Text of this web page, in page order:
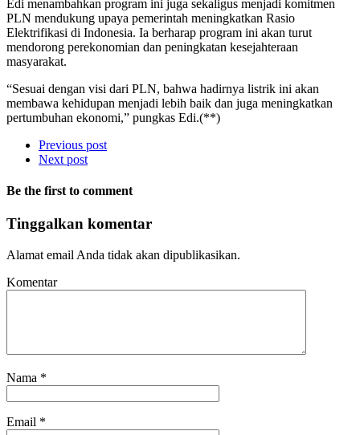
Edi menambahkan program ini juga sekaligus menjadi komitmen
PLN mendukung upaya pemerintah meningkatkan Rasio
Elektrifikasi di Indonesia. Ia berharap program ini akan turut
mendorong perekonomian dan peningkatan kesejahteraan
masyarakat.
“Sesuai dengan visi dari PLN, bahwa hadirnya listrik ini akan
membawa kehidupan menjadi lebih baik dan juga meningkatkan
pertumbuhan ekonomi,” pungkas Edi.(**)
Previous post
Next post
Be the first to comment
Tinggalkan komentar
Alamat email Anda tidak akan dipublikasikan.
Komentar
Nama *
Email *